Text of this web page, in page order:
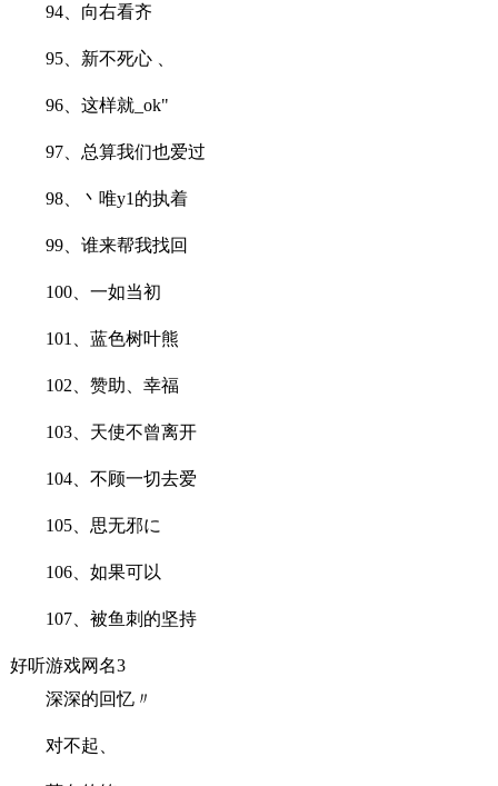
94、向右看齐
95、新不死心 、
96、这样就_ok"
97、总算我们也爱过
98、丶唯y1的执着
99、谁来帮我找回
100、一如当初ゝ
101、蓝色树叶熊
102、赞助、幸福
103、天使不曾离开
104、不顾一切去爱
105、思无邪に
106、如果可以
107、被鱼刺的坚持
好听游戏网名3
深深的回忆〃
对不起、